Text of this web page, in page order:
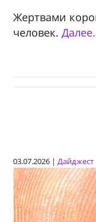
Жертвами
человек.
03.07.2026 |Дайджест